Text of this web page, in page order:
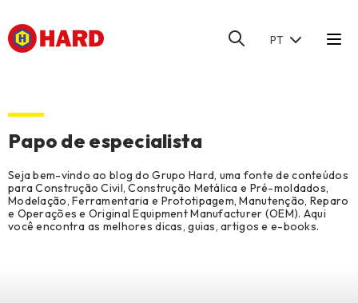
PT
Papo de especialista
Seja bem-vindo ao blog do Grupo Hard, uma fonte de conteúdos
para Construção Civil, Construção Metálica e Pré-moldados,
Modelação, Ferramentaria e Prototipagem, Manutenção, Reparo
e Operações e Original Equipment Manufacturer (OEM). Aqui
você encontra as melhores dicas, guias, artigos e e-books.